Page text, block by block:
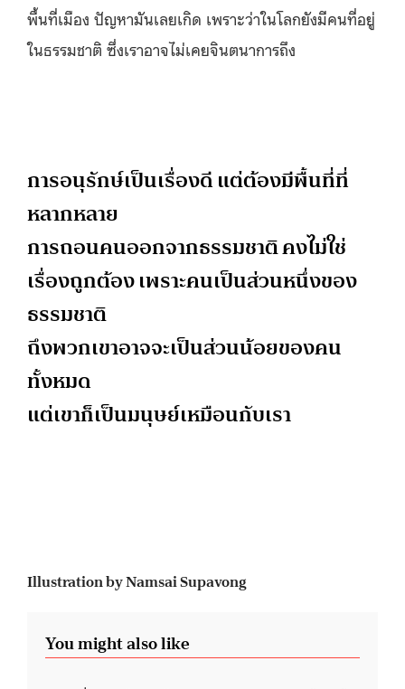
พื้นที่เมือง ปัญหามันเลยเกิด เพราะว่าในโลกยังมีคนที่อยู่
ในธรรมชาติ ซึ่งเราอาจไม่เคยจินตนาการถึง
การอนุรักษ์เป็นเรื่องดี แต่ต้องมีพื้นที่ที่
หลากหลาย
การถอนคนออกจากธรรมชาติ คงไม่ใช่
เรื่องถูกต้อง เพราะคนเป็นส่วนหนึ่งของ
ธรรมชาติ
ถึงพวกเขาอาจจะเป็นส่วนน้อยของคน
ทั้งหมด
แต่เขาก็เป็นมนุษย์เหมือนกับเรา
Illustration by Namsai Supavong
You might also like